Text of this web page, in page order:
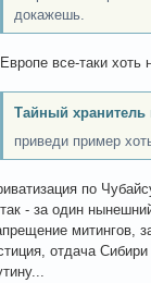
докажешь.
все-таки хоть
Тайный хранитель
приведи пример
по
- за один
митингов,
отдача